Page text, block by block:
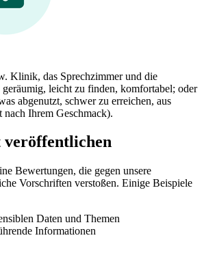
Klinik, das Sprechzimmer und die
leicht zu finden, komfortabel; oder
abgenutzt, schwer zu erreichen, aus
nach Ihrem Geschmack).
Bewertungen, die gegen unsere
Vorschriften verstoßen. Einige Beispiele
Daten und Themen
Informationen